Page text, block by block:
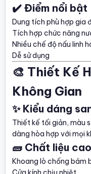
✔️ Điểm nổi bật
Dung tích phù hợp gia
Tích hợp chức năng
Nhiều chế độ nấu linh
Dễ sử dụng
🎨 Thiết Kế
Không Gian
✨ Kiểu dáng
Thiết kế tối giản, màu
dàng hòa hợp với mọi
🧱 Chất liệu
Khoang lò chống bám